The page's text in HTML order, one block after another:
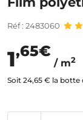
Réf : 2483060
1,65€
/ m2
Soit 24,65 € la botte